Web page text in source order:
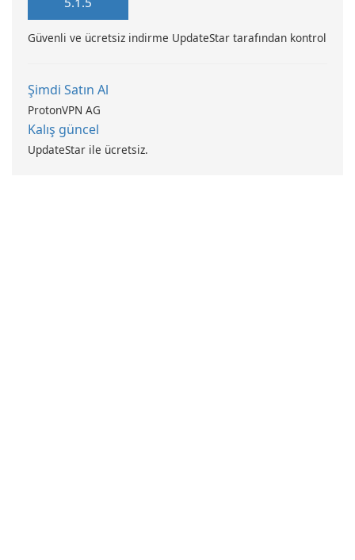
Güvenli ve ücretsiz indirme UpdateStar tarafından kontrol
Şimdi Satın Al
ProtonVPN AG
Kalış güncel
UpdateStar ile ücretsiz.